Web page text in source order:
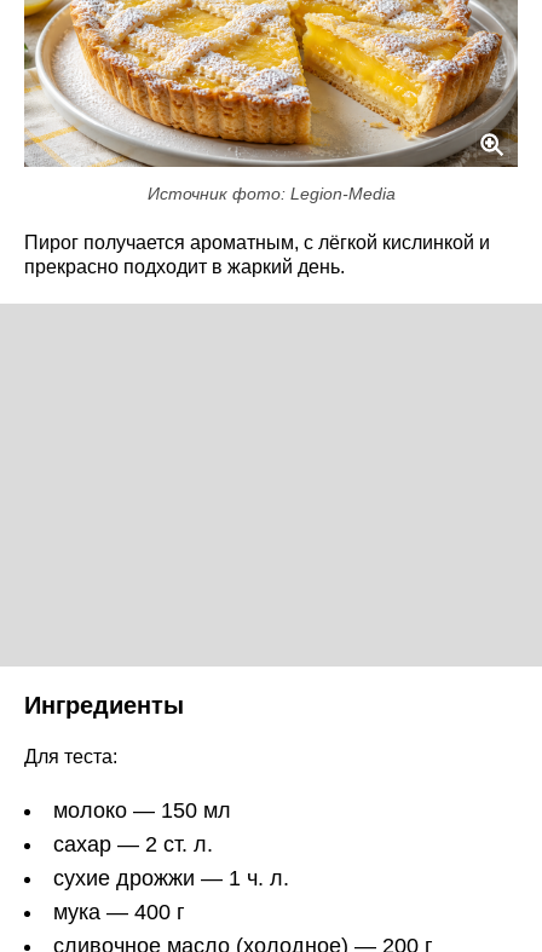
Источник фото: Legion-Media
Пирог получается ароматным, с лёгкой кислинкой и
прекрасно подходит в жаркий день.
Ингредиенты
Для теста:
молоко — 150 мл
сахар — 2 ст. л.
сухие дрожжи — 1 ч. л.
мука — 400 г
сливочное масло (холодное) — 200 г